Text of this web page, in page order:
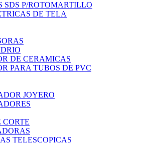
SDS P/ROTOMARTILLO
DE TELA
DE CERAMICAS
PARA TUBOS DE PVC
JOYERO
CORTE
TELESCOPICAS